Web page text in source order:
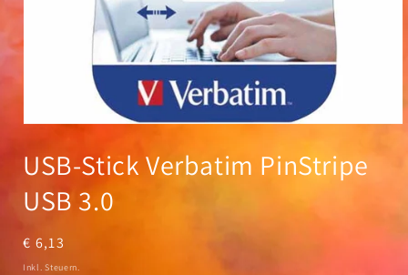
in
Modal
USB-Stick Verbatim PinStripe
USB 3.0
Normaler
Preis
€ 6,13
Inkl. Steuern.